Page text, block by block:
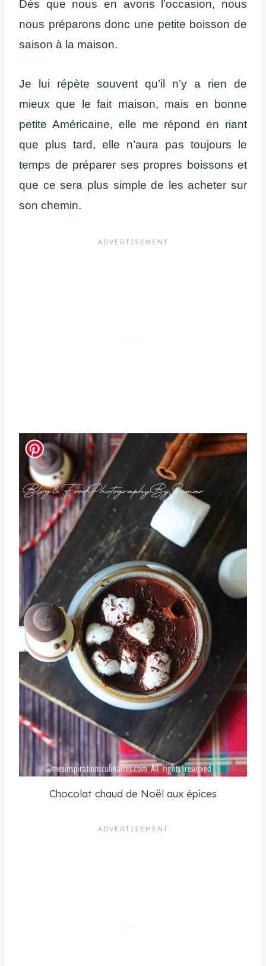
Dès que nous en avons l’occasion, nous
nous préparons donc une petite boisson de
saison à la maison.
Je lui répète souvent qu’il n’y a rien de
mieux que le fait maison, mais en bonne
petite Américaine, elle me répond en riant
que plus tard, elle n’aura pas toujours le
temps de préparer ses propres boissons et
que ce sera plus simple de les acheter sur
son chemin.
Chocolat chaud de Noël aux épices